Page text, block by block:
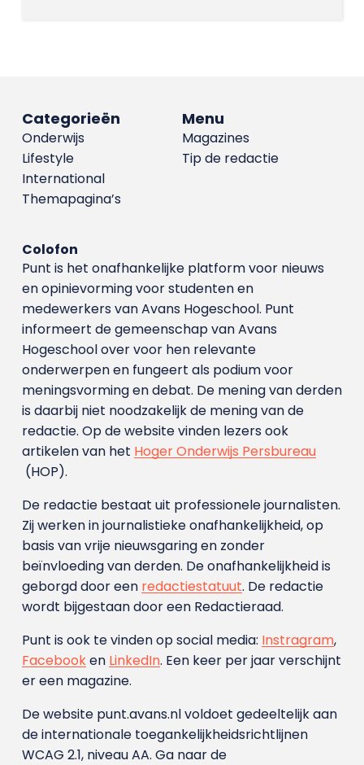
Menu
Magazines
Tip de redactie
Categorieën
Onderwijs
Lifestyle
International
Themapagina’s
Colofon
Punt is het onafhankelijke platform voor nieuws
en opinievorming voor studenten en
medewerkers van Avans Hoge­school. Punt
informeert de gemeenschap van Avans
Hogeschool over voor hen relevante
onderwerpen en fungeert als podium voor
meningsvorming en debat. De mening van derden
is daarbij niet noodzakelijk de mening van de
redactie. Op de website vinden lezers ook
artikelen van het Hoger Onderwijs Persbureau
(HOP).
De redactie bestaat uit professionele journalisten.
Zij werken in journalistieke onafhankelijkheid, op
basis van vrije nieuwsgaring en zonder
beïnvloeding van derden. De onafhankelijkheid is
geborgd door een redactiestatuut. De redactie
wordt bijgestaan door een Redactieraad.
Punt is ook te vinden op social media: Instragram,
Facebooken LinkedIn. Een keer per jaar verschijnt
er een magazine.
De website punt.avans.nl voldoet gedeeltelijk aan
de internationale toegankelijkheidsrichtlijnen
WCAG 2.1, niveau AA. Ga naar de